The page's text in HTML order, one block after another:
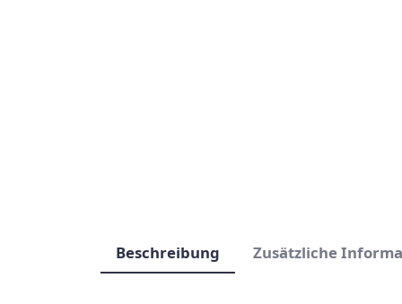
Beschreibung Zusätzliche